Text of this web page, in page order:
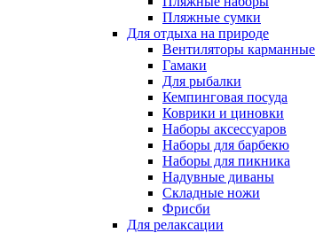
Пляжные сумки
Для отдыха на природе
Вентиляторы карманные
Гамаки
Для рыбалки
Кемпинговая посуда
Коврики и циновки
Наборы аксессуаров
Наборы для барбекю
Наборы для пикника
Надувные диваны
Складные ножи
Фрисби
Для релаксации